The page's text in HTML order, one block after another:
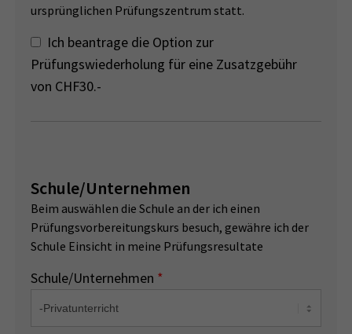
ursprünglichen Prüfungszentrum statt.
Ich beantrage die Option zur
Prüfungswiederholung für eine Zusatzgebühr
von CHF30.-
Schule/Unternehmen
Beim auswählen die Schule an der ich einen
Prüfungsvorbereitungskurs besuch, gewähre ich der
Schule Einsicht in meine Prüfungsresultate
Schule/Unternehmen *